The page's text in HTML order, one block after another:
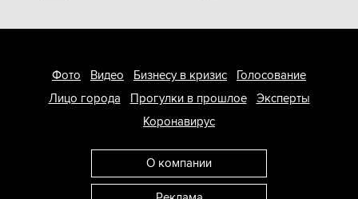
Фото Видео Бизнесу в кризис
Голосование
Лицо города
Прогулки в прошлое
Эксперты
Коронавирус
О компании